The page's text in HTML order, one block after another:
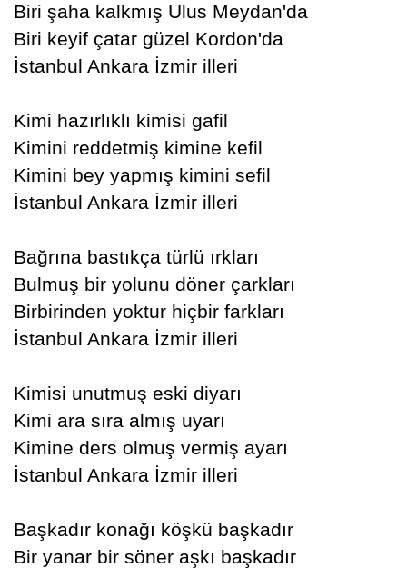
Biri şaha kalkmış Ulus Meydan'da
Biri keyif çatar güzel Kordon'da
İstanbul Ankara İzmir illeri
Kimi hazırlıklı kimisi gafil
Kimini reddetmiş kimine kefil
Kimini bey yapmış kimini sefil
İstanbul Ankara İzmir illeri
Bağrına bastıkça türlü ırkları
Bulmuş bir yolunu döner çarkları
Birbirinden yoktur hiçbir farkları
İstanbul Ankara İzmir illeri
Kimisi unutmuş eski diyarı
Kimi ara sıra almış uyarı
Kimine ders olmuş vermiş ayarı
İstanbul Ankara İzmir illeri
Başkadır konağı köşkü başkadır
Bir yanar bir söner aşkı başkadır